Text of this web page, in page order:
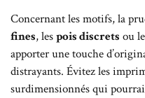
Concernant les motifs, la
fines, lespois discrets ou
apporter une touche
distrayants. Évitez les
surdimensionnés qui